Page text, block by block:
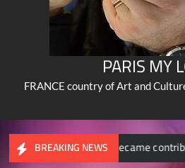
PARIS MY
FRANCE country of Art and
BREAKING NEWS
– became contributor ..